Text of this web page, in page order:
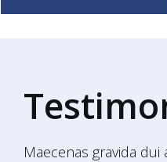
Maecenas gravida